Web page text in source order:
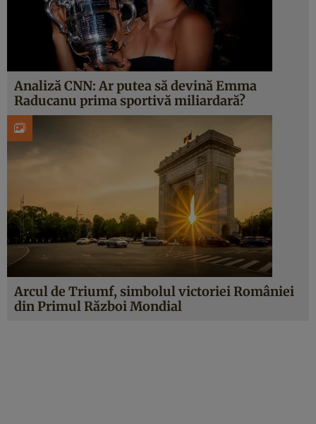
Analiză CNN: Ar putea să devină Emma
Raducanu prima sportivă miliardară?
Arcul de Triumf, simbolul victoriei României
din Primul Război Mondial